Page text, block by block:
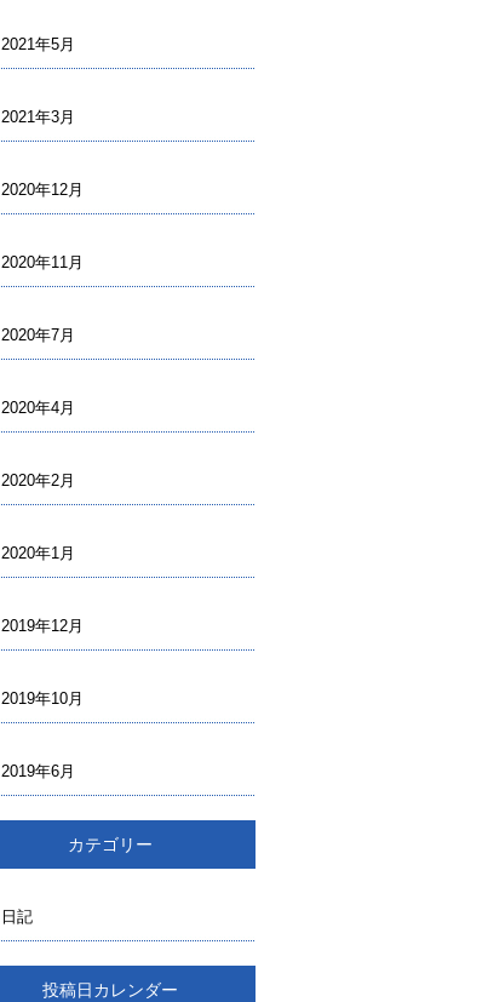
2021年5月
2021年3月
2020年12月
2020年11月
2020年7月
2020年4月
2020年2月
2020年1月
2019年12月
2019年10月
2019年6月
カテゴリー
日記
投稿日カレンダー